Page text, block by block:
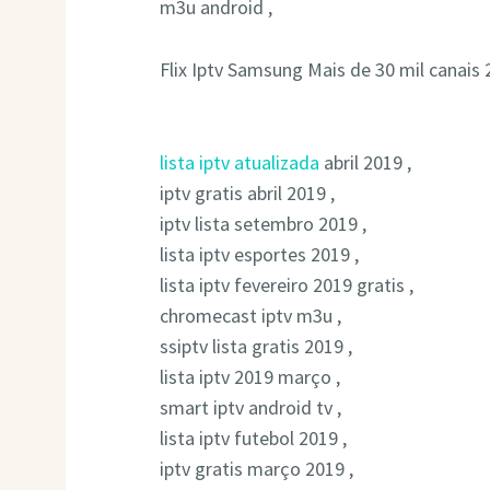
m3u android ,
Flix Iptv Samsung Mais de 30 mil canais
lista iptv atualizada abril 2019 ,
iptv gratis abril 2019 ,
iptv lista setembro 2019 ,
lista iptv esportes 2019 ,
lista iptv fevereiro 2019 gratis ,
chromecast iptv m3u ,
ssiptv lista gratis 2019 ,
lista iptv 2019 março ,
smart iptv android tv ,
lista iptv futebol 2019 ,
iptv gratis março 2019 ,